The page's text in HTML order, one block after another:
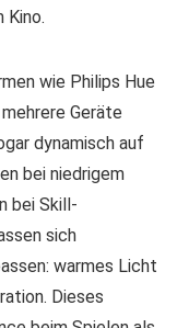
Kino.
wie Philips Hue
Geräte
dynamisch auf
bei niedrigem
bei Skill-
sich
warmes Licht
Dieses